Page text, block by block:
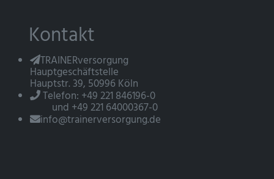
Kontakt
TRAINERversorgung
Hauptgeschäftstelle
Hauptstr. 39, 50996 Köln
Telefon: +49 221 846196-0
und +49 221 64000367-0
info@trainerversorgung.de